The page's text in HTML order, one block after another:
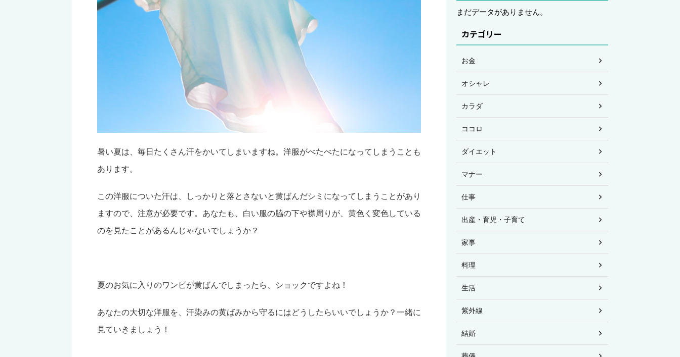
暑い夏は、毎日たくさん汗をかいてしまいますね。洋服がべたべたになってしまうことも
あります。
この洋服についた汗は、しっかりと落とさないと黄ばんだシミになってしまうことがあり
ますので、注意が必要です。あなたも、白い服の脇の下や襟周りが、黄色く変色している
のを見たことがあるんじゃないでしょうか？
夏のお気に入りのワンピが黄ばんでしまったら、ショックですよね！
あなたの大切な洋服を、汗染みの黄ばみから守るにはどうしたらいいでしょうか？一緒に
見ていきましょう！
まだデータがありません。
カテゴリー
お金
オシャレ
カラダ
ココロ
ダイエット
マナー
仕事
出産・育児・子育て
家事
料理
生活
紫外線
結婚